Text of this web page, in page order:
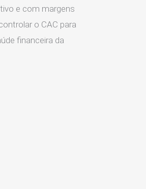
e com margens
o CAC para
financeira da